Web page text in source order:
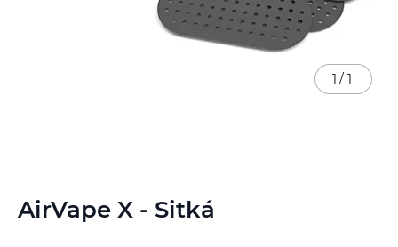
AirVape X - Sitká
1 / 1
na